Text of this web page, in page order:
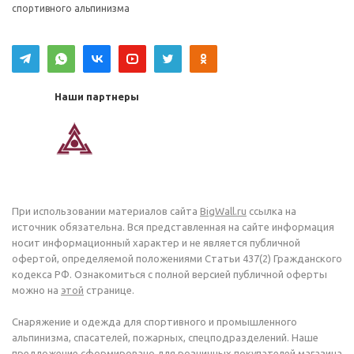
спортивного альпинизма
Наши партнеры
При использовании материалов сайта BigWall.ru ссылка на
источник обязательна. Вся представленная на сайте информация
носит информационный характер и не является публичной
офертой, определяемой положениями Статьи 437(2) Гражданского
кодекса РФ. Ознакомиться с полной версией публичной оферты
можно на этой странице.
Снаряжение и одежда для спортивного и промышленного
альпинизма, спасателей, пожарных, спецподразделений. Наше